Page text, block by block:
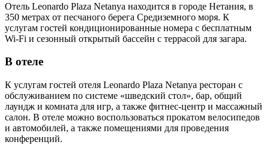
Отель Leonardo Plaza Netanya находится в городе Нетания, в
350 метрах от песчаного берега Средиземного моря. К
услугам гостей кондиционированные номера с бесплатным
Wi-Fi и сезонный открытый бассейн с террасой для загара.
В отеле
К услугам гостей отеля Leonardo Plaza Netanya ресторан с
обслуживанием по системе «шведский стол», бар, общий
лаундж и комната для игр, а также фитнес-центр и массажный
салон. В отеле можно воспользоваться прокатом велосипедов
и автомобилей, а также помещениями для проведения
конференций.